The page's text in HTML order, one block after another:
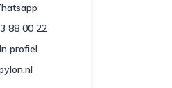
88 00 22
profiel